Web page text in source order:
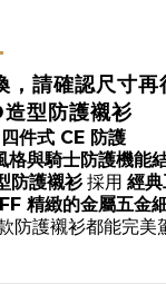
請確認尺寸再
型防護襯衫
件式 CE 防護
與騎士防護機能
防護襯衫採用 經
精緻的金屬五金
款防護襯衫都能完